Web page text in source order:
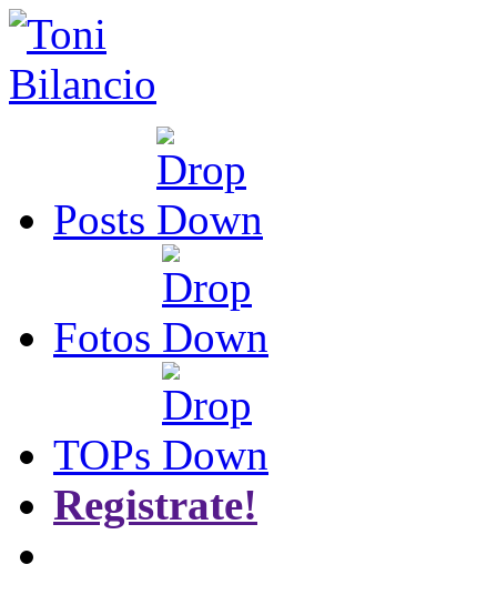
Posts
Fotos
TOPs
Registrate!